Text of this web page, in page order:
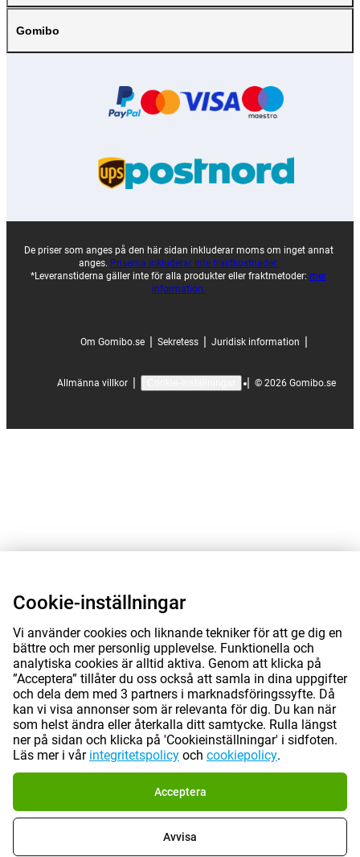
Gomibo
De priser som anges på den här sidan inkluderar moms om inget annat
anges. Priserna inkluderar inte fraktkostnader.
*Leveranstiderna gäller inte för alla produkter eller fraktmetoder: mer
information.
Om Gomibo.se Sekretess Juridisk information
Allmänna villkor | © 2026 Gomibo.se
Cookie-inställningar
Vi använder cookies och liknande tekniker för att ge dig en
bättre och mer personlig upplevelse. Funktionella och
analytiska cookies är alltid aktiva. Genom att klicka på
”Acceptera” tillåter du oss också att samla in dina uppgifter
och dela dem med 3 partners i marknadsföringssyfte. Då
kan vi visa annonser som är relevanta för dig. Du kan när
som helst ändra eller återkalla ditt samtycke. Rulla längst
ner på sidan och klicka på 'Cookieinställningar' i sidfoten.
Läs mer i vår integritetspolicy och cookiepolicy.
Acceptera
Avvisa